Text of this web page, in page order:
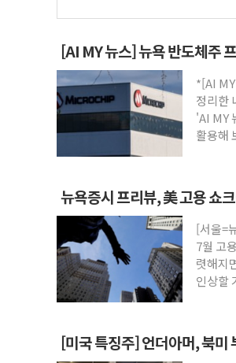
[AI MY 뉴스] 뉴욕 반도체주
*[AI
정리한
'AI MY
활용해
뉴욕증시 프리뷰, 美 고용 쇼
승
[서울=
7월 고
렷해지
인상할
[미국 특징주] 언더아머, 북